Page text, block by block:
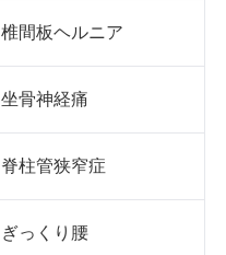
椎間板ヘルニア
坐骨神経痛
脊柱管狭窄症
ぎっくり腰